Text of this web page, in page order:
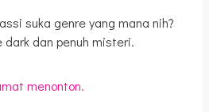
suka genre yang mana nih?
dan penuh misteri.
menonton.